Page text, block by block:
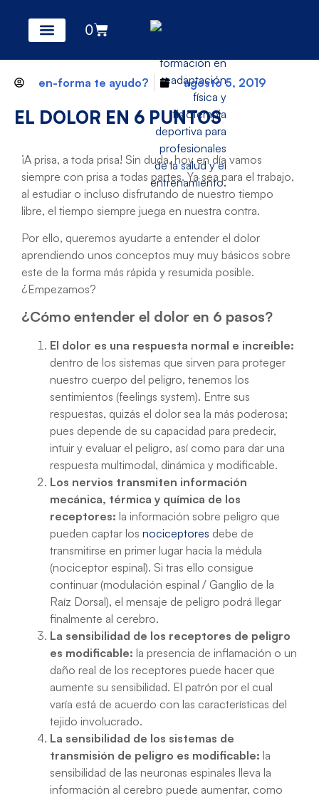
0
en-forma te ayudo? agosto 5, 2019
EL DOLOR EN 6 PUNTOS
¡A prisa, a toda prisa! Sin duda, hoy en día vamos
siempre con prisa a todas partes. Ya sea para el trabajo,
al estudiar o incluso disfrutando de nuestro tiempo
libre, el tiempo siempre juega en nuestra contra.
Por ello, queremos ayudarte a entender el dolor
aprendiendo unos conceptos muy muy básicos sobre
este de la forma más rápida y resumida posible.
¿Empezamos?
¿Cómo entender el dolor en 6 pasos?
El dolor es una respuesta normal e increíble:
dentro de los sistemas que sirven para proteger
nuestro cuerpo del peligro, tenemos los
sentimientos (feelings system). Entre sus
respuestas, quizás el dolor sea la más poderosa;
pues depende de su capacidad para predecir,
intuir y evaluar el peligro, así como para dar una
respuesta multimodal, dinámica y modificable.
Los nervios transmiten información
mecánica, térmica y química de los
receptores: la información sobre peligro que
pueden captar los nociceptores debe de
transmitirse en primer lugar hacia la médula
(nociceptor espinal). Si tras ello consigue
continuar (modulación espinal / Ganglio de la
Raíz Dorsal), el mensaje de peligro podrá llegar
finalmente al cerebro.
La sensibilidad de los receptores de peligro
es modificable: la presencia de inflamación o un
daño real de los receptores puede hacer que
aumente su sensibilidad. El patrón por el cual
varía está de acuerdo con las características del
tejido involucrado.
La sensibilidad de los sistemas de
transmisión de peligro es modificable: la
sensibilidad de las neuronas espinales lleva la
información al cerebro puede aumentar, como